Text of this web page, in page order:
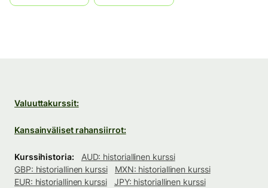
Valuuttakurssit:
Kansainväliset rahansiirrot:
Kurssihistoria:
AUD: historiallinen kurssi
GBP: historiallinen kurssi
MXN: historiallinen kurssi
EUR: historiallinen kurssi
JPY: historiallinen kurssi